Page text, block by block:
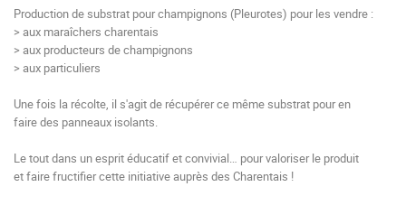
Production de substrat pour champignons (Pleurotes) pour les vendre :
> aux maraîchers charentais
> aux producteurs de champignons
> aux particuliers
Une fois la récolte, il s'agit de récupérer ce même substrat pour en
faire des panneaux isolants.
Le tout dans un esprit éducatif et convivial… pour valoriser le produit
et faire fructifier cette initiative auprès des Charentais !